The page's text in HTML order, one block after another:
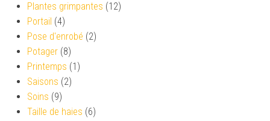
Plantes grimpantes (12)
Portail (4)
Pose d'enrobé (2)
Potager (8)
Printemps (1)
Saisons (2)
Soins (9)
Taille de haies (6)